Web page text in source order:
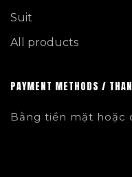
Suit
All products
PAYMENT METHODS /
Bằng tiền mặt hoặc